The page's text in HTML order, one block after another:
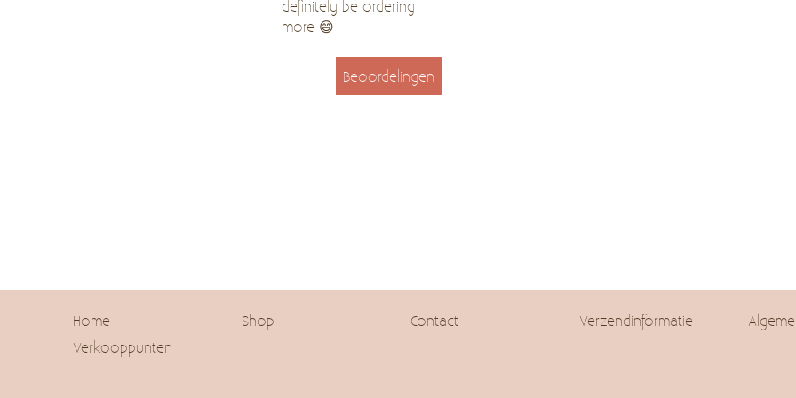
definitely be ordering
more 😄
Beoordelingen
Home Shop Contact Verzendinformatie
Verkooppunten